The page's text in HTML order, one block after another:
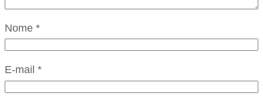
Nome *
E-mail *